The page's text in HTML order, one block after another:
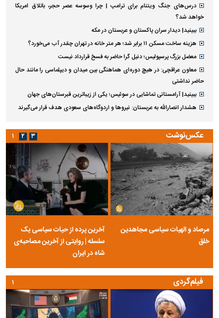
درس‌های جنگ ویتنام برای ترامپ | چرا وسوسه عصر حجر، باتلاق امریکا
خواهد شد؟
ببینید| دیدار سران پاکستان و عربستان در مکه
هزینه ساخت مسکن ۱۱ برابر شد؛ هر متر خانه در تهران چقدر آب می‌خورد؟
معضل بزرگ پرسپولیس؛ دنیل گرا حاضر به فسخ قرارداد نیست
معاون عراقچی: در هیچ دوره‌ای هماهنگی بین میدان و دیپلماسی را مانند حال
حاضر نداشتی
ببینید| آرامستانی تماشایی در سوئیس؛ یکی از زیباترین قبرستان‌های جهان
هشدار انصارالله به عربستان: نیروها و اردوگاه‌های سعودی هدف قرار می‌گیرند
عکس‌نوشت
مرصاد و الهیات سیاسی مجاهدین
خلق
آخرین پرده از حیات سیاسی یک
سلسله | روایتی از آخرین مصاحبه‌ی
شاه در ایران
۱ ۲ ۳
فیلم‌گردی ۱